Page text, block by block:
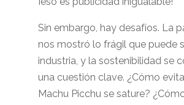
Sin embargo, hay desafíos. La
nos mostró lo frágil que puede
industria, y la sostenibilidad se
una cuestión clave. ¿Cómo
Machu Picchu se sature?